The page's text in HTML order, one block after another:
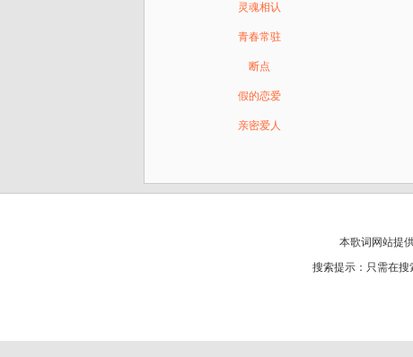
灵魂相认
青春常驻
断点
假的恋爱
亲密爱人
本歌词网站提
搜索提示：只需在搜